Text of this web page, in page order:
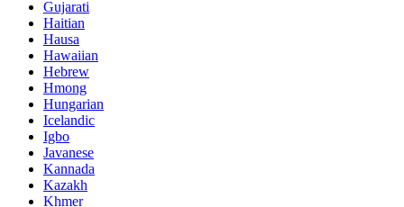
Gujarati
Haitian
Hausa
Hawaiian
Hebrew
Hmong
Hungarian
Icelandic
Igbo
Javanese
Kannada
Kazakh
Khmer